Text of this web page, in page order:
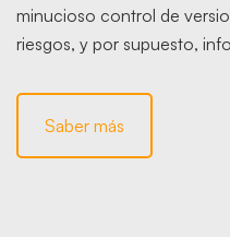
minucioso control de
riesgos, y por supuesto,
Saber más